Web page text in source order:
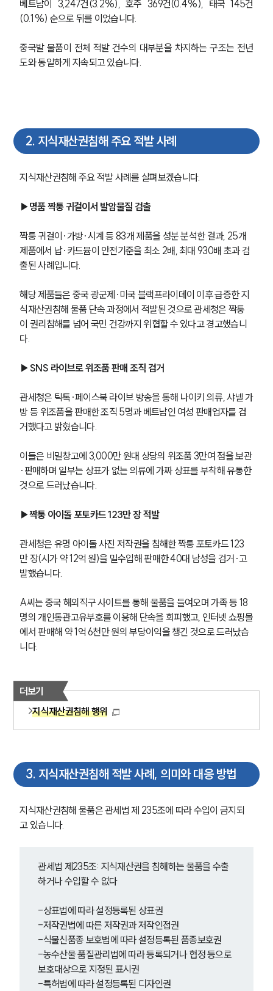
대륜의 강점
통합검색
AI대륜
업무사례
법률정보
법률지식인
고객후기
업무분야
관세·국제통상그룹 업무
전체
베트남이 3,247건(3.2%), 호주 369건(0.4%), 태국 145건
(0.1%) 순으로 뒤를 이었습니다.
중국발 물품이 전체 적발 건수의 대부분을 차지하는 구조는 전년
도와 동일하게 지속되고 있습니다.
2. 지식재산권침해 주요 적발 사례
지식재산권침해 주요 적발 사례를 살펴보겠습니다.
▶명품 짝퉁 귀걸이서 발암물질 검출
짝퉁 귀걸이·가방·시계 등 83개 제품을 성분 분석한 결과, 25개
제품에서 납·카드뮴이 안전기준을 최소 2배, 최대 930배 초과 검
출된 사례입니다.
해당 제품들은 중국 광군제·미국 블랙프라이데이 이후 급증한 지
식재산권침해 물품 단속 과정에서 적발된 것으로 관세청은 짝퉁
이 권리침해를 넘어 국민 건강까지 위협할 수 있다고 경고했습니
다.
▶SNS 라이브로 위조품 판매 조직 검거
관세청은 틱톡·페이스북 라이브 방송을 통해 나이키 의류, 샤넬 가
방 등 위조품을 판매한 조직 5명과 베트남인 여성 판매업자를 검
거했다고 밝혔습니다.
이들은 비밀창고에 3,000만 원대 상당의 위조품 3만여 점을 보관
·판매하며 일부는 상표가 없는 의류에 가짜 상표를 부착해 유통한
것으로 드러났습니다.
▶짝퉁 아이돌 포토카드 123만 장 적발
관세청은 유명 아이돌 사진 저작권을 침해한 짝퉁 포토카드 123
만 장(시가 약 12억 원)을 밀수입해 판매한 40대 남성을 검거·고
발했습니다.
A씨는 중국 해외직구 사이트를 통해 물품을 들여오며 가족 등 18
명의 개인통관고유부호를 이용해 단속을 회피했고, 인터넷 쇼핑몰
에서 판매해 약 1억 6천만 원의 부당이익을 챙긴 것으로 드러났습
니다.
더보기
지식재산권침해 행위
3. 지식재산권침해 적발 사례, 의미와 대응 방법
지식재산권침해 물품은 관세법 제 235조에 따라 수입이 금지되
고 있습니다.
관세법 제235조: 지식재산권을 침해하는 물품을 수출
하거나 수입할 수 없다
-상표법에 따라 설정등록된 상표권
-저작권법에 따른 저작권과 저작인접권
-식물신품종 보호법에 따라 설정등록된 품종보호권
-농수산물 품질관리법에 따라 등록되거나 협정 등으로
보호대상으로 지정된 표시권
-특허법에 따라 설정등록된 디자인권